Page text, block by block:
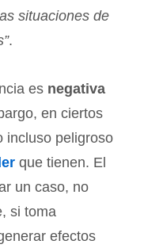
situaciones de
.
es negativa
en ciertos
incluso peligroso
que tienen. El
un caso, no
si toma
efectos